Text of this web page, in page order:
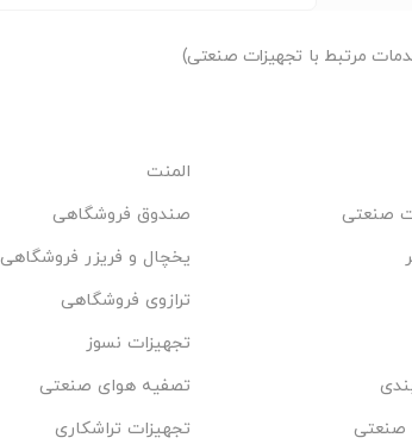
مرتبط با تجهیزات صنعتی)
صنعتی
صنعتی
المنت
صندوق فروشگاهی
یخچال و فریزر فروشگاهی
ترازوی فروشگاهی
تجهیزات نسوز
تصفیه هوای صنعتی
تجهیزات تراشکاری